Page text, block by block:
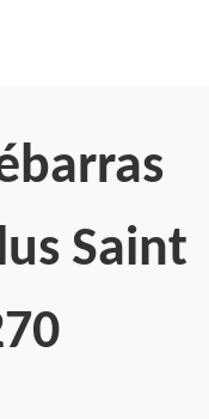
Saint